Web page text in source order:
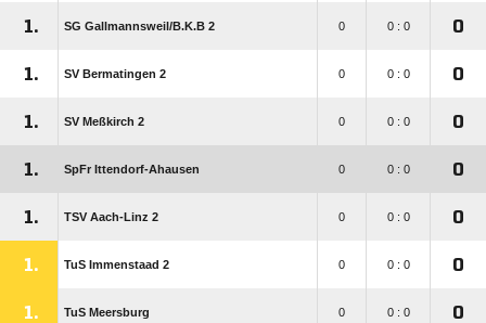
1. SG Gallmannsweil/​B.K.B 2 0 0 : 0 0
1. SV Bermatingen 2 0 0 : 0 0
1. SV Meßkirch 2 0 0 : 0 0
1. SpFr Ittendorf-Ahausen 0 0 : 0 0
1. TSV Aach-Linz 2 0 0 : 0 0
1. TuS Immenstaad 2 0 0 : 0 0
1. TuS Meersburg 0 0 : 0 0